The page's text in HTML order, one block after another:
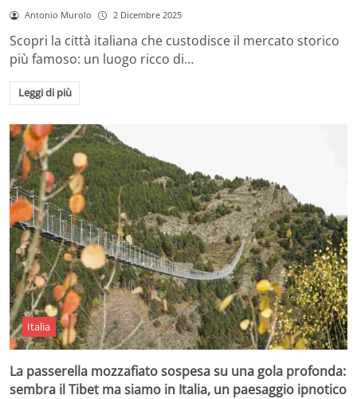
Antonio Murolo 2 Dicembre 2025
Scopri la città italiana che custodisce il mercato storico
più famoso: un luogo ricco di…
Leggi di più
Italia
La passerella mozzafiato sospesa su una gola profonda:
sembra il Tibet ma siamo in Italia, un paesaggio ipnotico